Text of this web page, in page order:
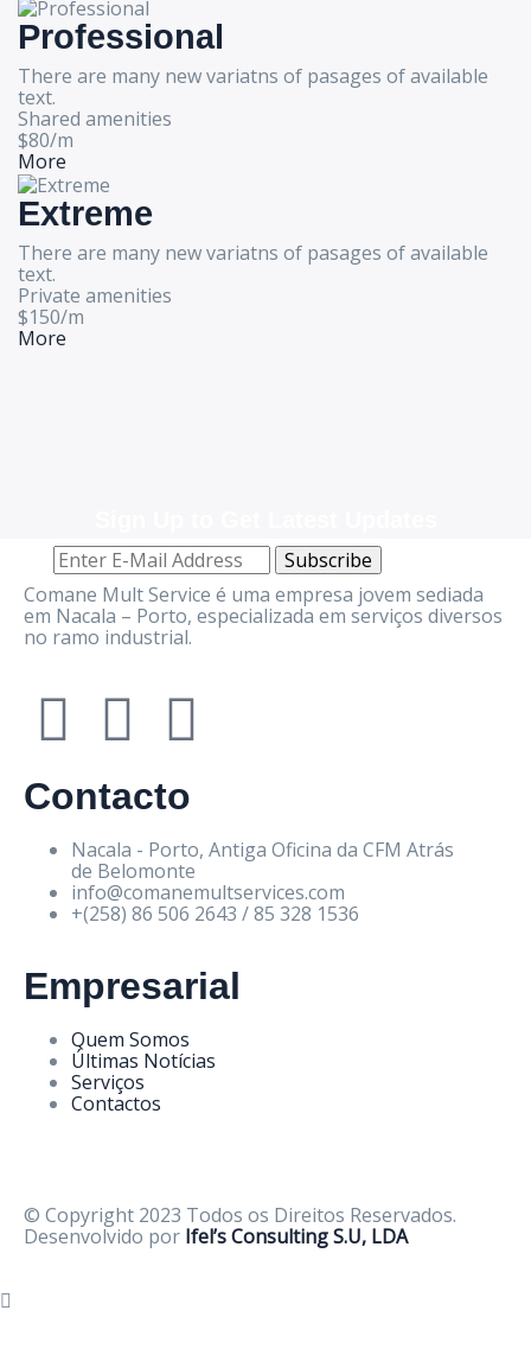
Professional
There are many new variatns of pasages of available
text.
Shared amenities
$80/m
More
Extreme
There are many new variatns of pasages of available
text.
Private amenities
$150/m
More
Comane Mult Service é uma empresa jovem sediada
em Nacala – Porto, especializada em serviços diversos
no ramo industrial.
Contacto
Nacala - Porto, Antiga Oficina da CFM Atrás
de Belomonte
info@comanemultservices.com
+(258) 86 506 2643 / 85 328 1536
Empresarial
Quem Somos
Últimas Notícias
Serviços
Contactos
© Copyright 2023 Todos os Direitos Reservados.
Desenvolvido por Ifel’s Consulting S.U, LDA